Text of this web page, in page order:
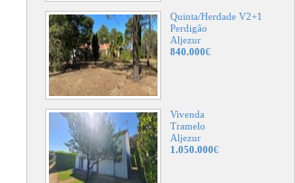
Quinta/Herdade V2+1
Perdigão
Aljezur
840.000€
Vivenda
Tramelo
Aljezur
1.050.000€